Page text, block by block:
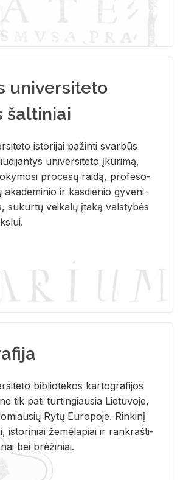
universiteto
šaltiniai
is­to­ri­jai pa­žin­ti svar­būs
uni­ver­si­te­to įkū­ri­mą,
pro­ce­sų rai­dą, pro­fe­so­
aka­de­mi­nio ir kas­die­nio gy­ve­ni­
su­kur­tų vei­ka­lų įta­ką vals­ty­bės
bi­b­lio­te­kos kar­to­gra­fi­jos
tik pati tur­tin­giau­sia Lie­tu­vo­je,
Rytų Eu­ro­po­je. Rin­ki­nį
is­to­ri­niai že­mė­la­piai ir rank­raš­ti­
bei brė­ži­niai.